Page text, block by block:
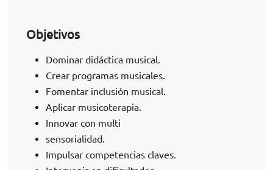
Objetivos
Dominar didáctica musical.
Crear programas musicales.
Fomentar inclusión musical.
Aplicar musicoterapia.
Innovar con multi
sensorialidad.
Impulsar competencias claves.